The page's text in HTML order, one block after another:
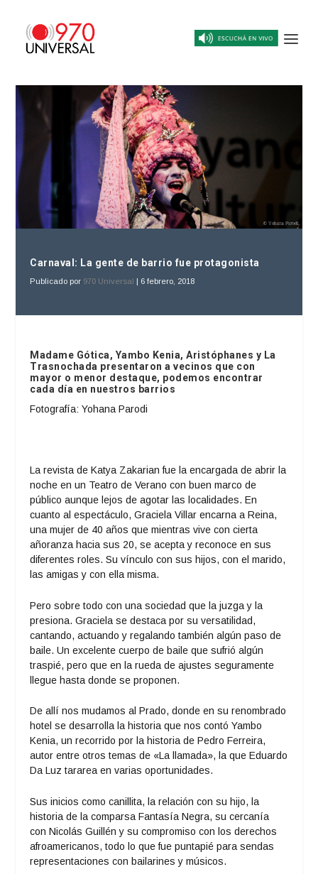
Carnaval: La gente de barrio fue protagonista
Publicado por 970 Universal | 6 febrero, 2018
Madame Gótica, Yambo Kenia, Aristóphanes y La
Trasnochada presentaron a vecinos que con
mayor o menor destaque, podemos encontrar
cada día en nuestros barrios
Fotografía: Yohana Parodi
La revista de Katya Zakarian fue la encargada de abrir la
noche en un Teatro de Verano con buen marco de
público aunque lejos de agotar las localidades. En
cuanto al espectáculo, Graciela Villar encarna a Reina,
una mujer de 40 años que mientras vive con cierta
añoranza hacia sus 20, se acepta y reconoce en sus
diferentes roles. Su vínculo con sus hijos, con el marido,
las amigas y con ella misma.
Pero sobre todo con una sociedad que la juzga y la
presiona. Graciela se destaca por su versatilidad,
cantando, actuando y regalando también algún paso de
baile. Un excelente cuerpo de baile que sufrió algún
traspié, pero que en la rueda de ajustes seguramente
llegue hasta donde se proponen.
De allí nos mudamos al Prado, donde en su renombrado
hotel se desarrolla la historia que nos contó Yambo
Kenia, un recorrido por la historia de Pedro Ferreira,
autor entre otros temas de «La llamada», la que Eduardo
Da Luz tararea en varias oportunidades.
Sus inicios como canillita, la relación con su hijo, la
historia de la comparsa Fantasía Negra, su cercanía
con Nicolás Guillén y su compromiso con los derechos
afroamericanos, todo lo que fue puntapié para sendas
representaciones con bailarines y músicos.